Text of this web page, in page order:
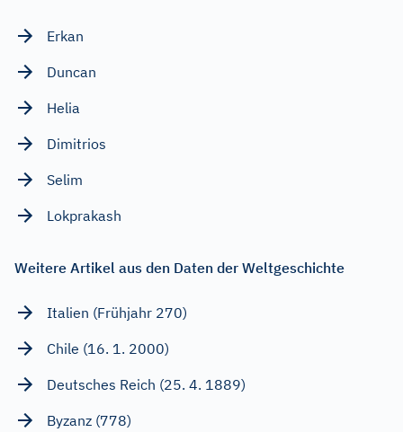
Erkan
Duncan
Helia
Dimitrios
Selim
Lokprakash
Weitere Artikel aus den Daten der Weltgeschichte
Italien (Frühjahr 270)
Chile (16. 1. 2000)
Deutsches Reich (25. 4. 1889)
Byzanz (778)